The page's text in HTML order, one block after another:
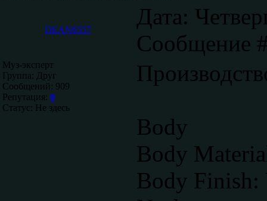
DEAN6557
Дата:
Сообщение
Муз-эксперт
Группа: Друг
Сообщений: 909
Репутация: 0
Статус: Не здесь
Body
Body
Body Finish: